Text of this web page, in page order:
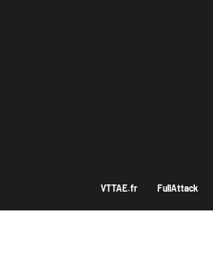
VTTAE.fr FullAttack